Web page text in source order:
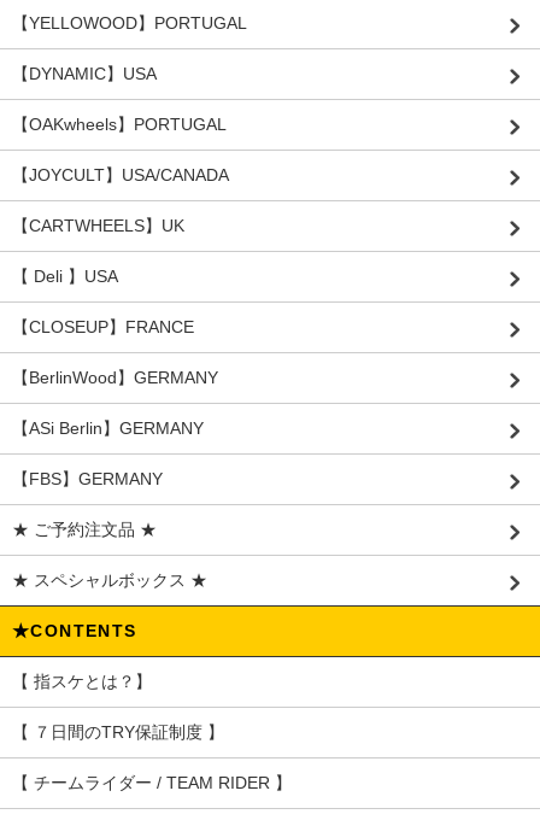
【YELLOWOOD】PORTUGAL
【DYNAMIC】USA
【OAKwheels】PORTUGAL
【JOYCULT】USA/CANADA
【CARTWHEELS】UK
【 Deli 】USA
【CLOSEUP】FRANCE
【BerlinWood】GERMANY
【ASi Berlin】GERMANY
【FBS】GERMANY
★ ご予約注文品 ★
★ スペシャルボックス ★
★CONTENTS
【 指スケとは？】
【 ７日間のTRY保証制度 】
【 チームライダー / TEAM RIDER 】